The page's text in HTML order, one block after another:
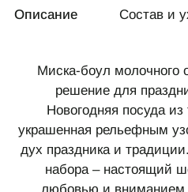
Описание Состав и
Миска-боул молочного
решение для
Новогодняя посуда
украшенная рельефным
дух праздника и
набора – настоящий